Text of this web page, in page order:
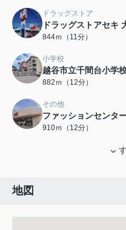
ドラッグストア
ドラッグストアセキ
844ｍ（11分）
小学校
越谷市立千間台小学
882ｍ（12分）
その他
ファッションセンタ
910ｍ（12分）
地図